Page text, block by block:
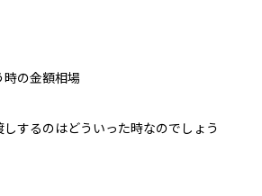
時の金額相場
するのはどういった時なのでしょう